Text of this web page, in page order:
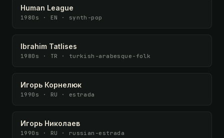
Human League
1980s · EN · synth-pop
Ibrahim Tatlises
1980s · TR · turkish-arabesque-folk
Игорь Корнелюк
1990s · RU · estrada
Игорь Николаев
1990s · RU · russian-estrada